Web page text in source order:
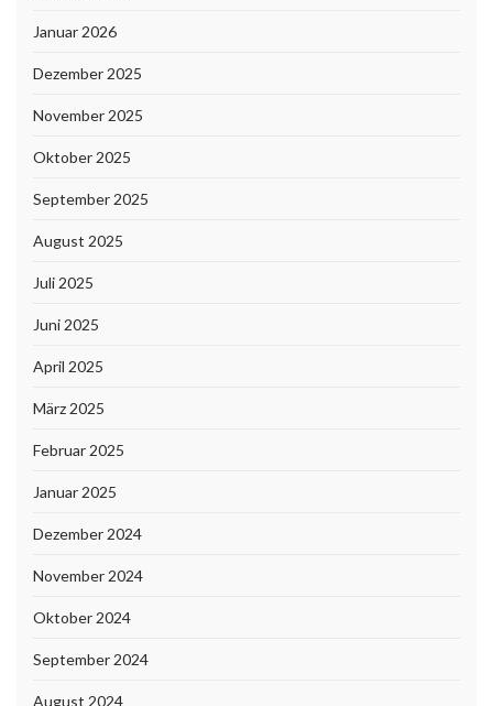
Januar 2026
Dezember 2025
November 2025
Oktober 2025
September 2025
August 2025
Juli 2025
Juni 2025
April 2025
März 2025
Februar 2025
Januar 2025
Dezember 2024
November 2024
Oktober 2024
September 2024
August 2024